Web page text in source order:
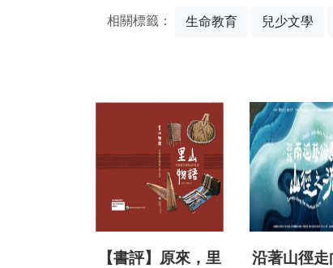
相關標籤： 生命教育 兒少文學
【書評】原來，里
沿著山徑走